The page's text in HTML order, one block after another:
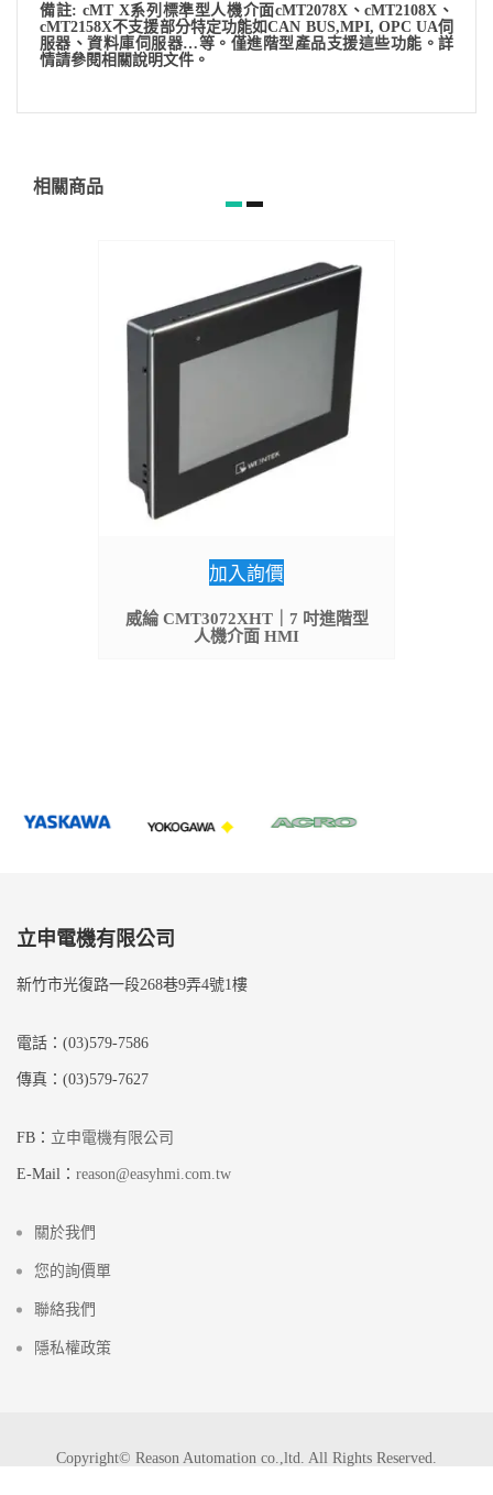
備註: cMT X系列標準型⼈機介⾯cMT2078X、cMT2108X、
cMT2158X不⽀援部分特定功能如CAN BUS,MPI, OPC UA伺
服器、資料庫伺服器…等。僅進階型產品⽀援這些功能。詳
情請參閱相關說明文件。
相關商品
加入詢價
威綸 CMT3072XHT｜7 吋進階型
人機介面 HMI
立申電機有限公司
新竹市光復路一段268巷9弄4號1樓
電話：(03)579-7586
傳真：(03)579-7627
FB： 立申電機有限公司
E-Mail： reason@easyhmi.com.tw
關於我們
您的詢價單
聯絡我們
隱私權政策
Copyright© Reason Automation co.,ltd. All Rights Reserved.